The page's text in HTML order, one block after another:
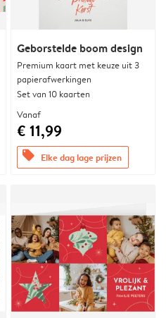
Geborstelde boom design
Premium kaart met keuze uit 3
papierafwerkingen
Set van 10 kaarten
Vanaf
€ 11,99
offers Elke dag lage prijzen